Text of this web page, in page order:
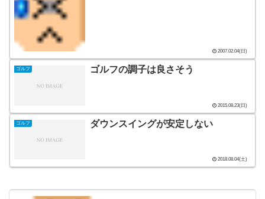
2007.02.04(日)
ゴルフ ゴルフの調子は良さそう
2015.08.23(日)
ゴルフ ダウンスイングが安定しない
2018.08.04(土)